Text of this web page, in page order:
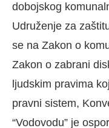
dobojskog
Udruženje za
se na Zakon o
Zakon o zabrani
ljudskim pravima
pravni sistem,
“Vodovodu” je